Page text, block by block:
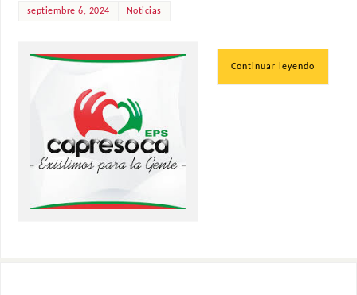
septiembre 6, 2024 Noticias
Continuar leyendo